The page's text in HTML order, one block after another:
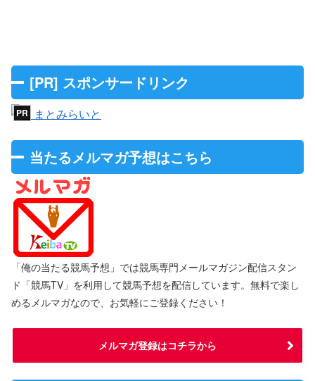
[PR] スポンサードリンク
当たるメルマガ予想はこちら
「俺の当たる競馬予想」では競馬専門メールマガジン配信スタン
ド「競馬TV」を利用して競馬予想を配信しています。無料で楽し
めるメルマガなので、お気軽にご登録ください！
メルマガ登録はコチラから